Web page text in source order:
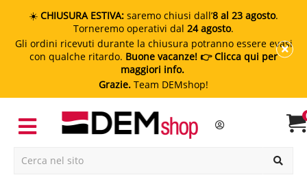
☀️ CHIUSURA ESTIVA: saremo chiusi dall’8 al 23 agosto.
Torneremo operativi dal 24 agosto.
Gli ordini ricevuti durante la chiusura potranno essere evasi
con qualche ritardo. Buone vacanze! 👉 Clicca qui per
maggiori info.
Grazie. Team DEMshop!